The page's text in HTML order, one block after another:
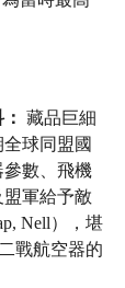
藏品巨細
球同盟國
數、飛機
軍給予敵
Nell），堪
戰航空器的